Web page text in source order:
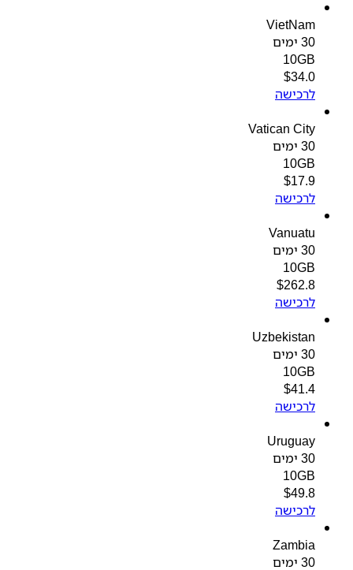
VietNam
10GB
$34.0
לרכישה
Vatican City
10GB
$17.9
לרכישה
Vanuatu
10GB
$262.8
לרכישה
Uzbekistan
10GB
$41.4
לרכישה
Uruguay
10GB
$49.8
לרכישה
Zambia